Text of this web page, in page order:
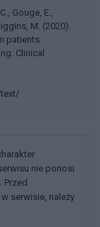
Gouge, E.,
M. (2020).
patients
Clinical
nie ponosi
serwisie, należy